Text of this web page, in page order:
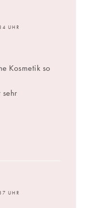
UHR
Kosmetik so
UHR